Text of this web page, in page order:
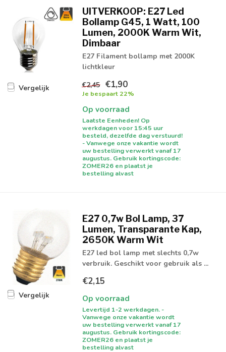
Vergelijk
UITVERKOOP: E27 Led
Bollamp G45, 1 Watt, 100
Lumen, 2000K Warm Wit,
Dimbaar
E27 Filament bollamp met 2000K
lichtkleur
€2,45 €1,90
Je bespaart 22%
Op voorraad
Laatste Eenheden! Op
werkdagen voor 15:45 uur
besteld, dezelfde dag verstuurd!
- Vanwege onze vakantie wordt
uw bestelling verwerkt vanaf 17
augustus. Gebruik kortingscode:
ZOMER26 en plaatst je
bestelling alvast
Vergelijk
E27 0,7w Bol Lamp, 37
Lumen, Transparante Kap,
2650K Warm Wit
E27 led bol lamp met slechts 0,7w
verbruik. Geschikt voor gebruik als ...
€2,15
Op voorraad
Levertijd 1-2 werkdagen. -
Vanwege onze vakantie wordt
uw bestelling verwerkt vanaf 17
augustus. Gebruik kortingscode:
ZOMER26 en plaatst je
bestelling alvast